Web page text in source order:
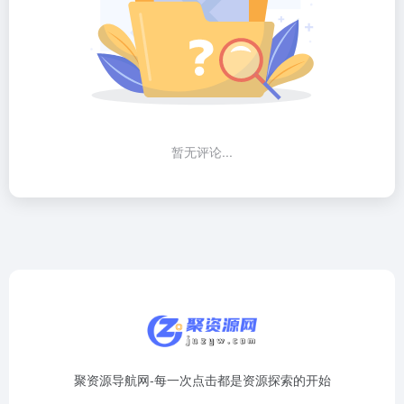
暂无评论...
聚资源导航网-每一次点击都是资源探索的开始